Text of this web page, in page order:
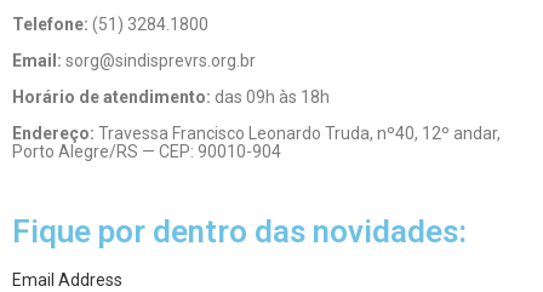
Telefone: (51) 3284.1800
Email: sorg@sindisprevrs.org.br
Horário de atendimento: das 09h às 18h
Endereço: Travessa Francisco Leonardo Truda, nº40, 12º andar,
Porto Alegre/RS — CEP: 90010-904
Fique por dentro das novidades:
Email Address